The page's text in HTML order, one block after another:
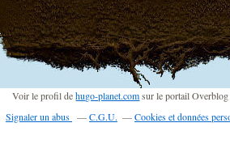
Voir le profil dehugo-planet.comsur le portail Overblog
Signaler un abus
C.G.U. Cookies et données